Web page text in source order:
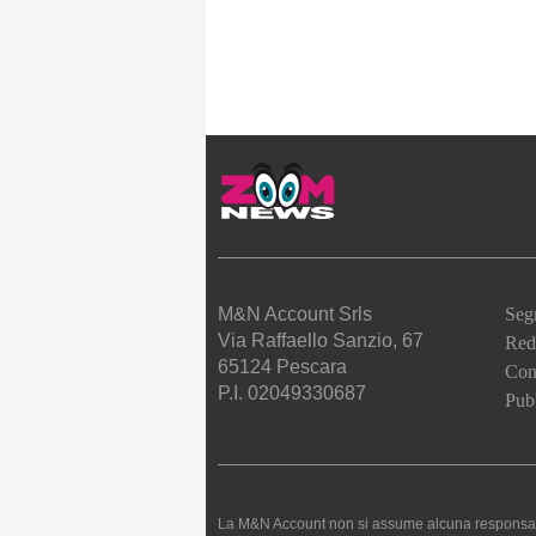
M&N Account Srls
Via Raffaello Sanzio, 67
65124 Pescara
P.I. 02049330687
La M&N Account non si assume alcuna